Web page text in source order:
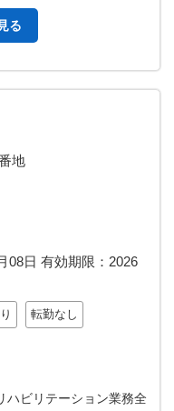
る
地
08日 有効期限： 2026
転勤なし
ハビリテーション業務全